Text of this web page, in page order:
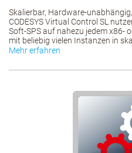
Skalierbar, Hardware-
CODESYS Virtual Control SL
Soft-SPS auf nahezu jedem x86-
mit beliebig vielen Instanzen in
Mehr erfahren